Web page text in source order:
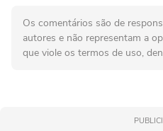
Os comentários são de
autores e não representam a
que viole os termos de uso,